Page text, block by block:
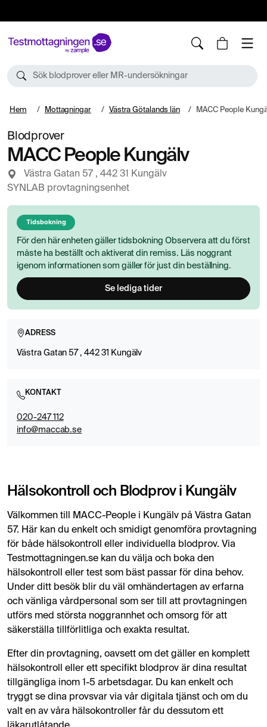
Sök blodprover eller MR-undersökningar
Hem Mottagningar Västra Götalands län MACC People
Blodprover
MACC People Kungälv
Västra Gatan 57 , 442 31 Kungälv
SYNLAB provtagningsenhet
Tidsbokning
För den här enheten gäller tidsbokning Observera att du först
måste ha beställt och aktiverat din remiss. Läs noggrant
igenom informationen som gäller för just din beställning.
Se lediga tider
ADRESS
Västra Gatan 57 , 442 31 Kungälv
KONTAKT
020-247 112
info@maccab.se
Hälsokontroll och Blodprov i Kungälv
Välkommen till MACC-People i Kungälv på Västra Gatan
57. Här kan du enkelt och smidigt genomföra provtagning
för både hälsokontroll eller individuella blodprov. Via
Testmottagningen.se kan du välja och boka den
hälsokontroll eller test som bäst passar för dina behov.
Under ditt besök blir du väl omhändertagen av erfarna
och vänliga vårdpersonal som ser till att provtagningen
utförs med största noggrannhet och omsorg för att
säkerställa tillförlitliga och exakta resultat.
Efter din provtagning, oavsett om det gäller en komplett
hälsokontroll eller ett specifikt blodprov är dina resultat
tillgängliga inom 1-5 arbetsdagar. Du kan enkelt och
tryggt se dina provsvar via vår digitala tjänst och om du
valt en av våra hälsokontroller får du dessutom ett